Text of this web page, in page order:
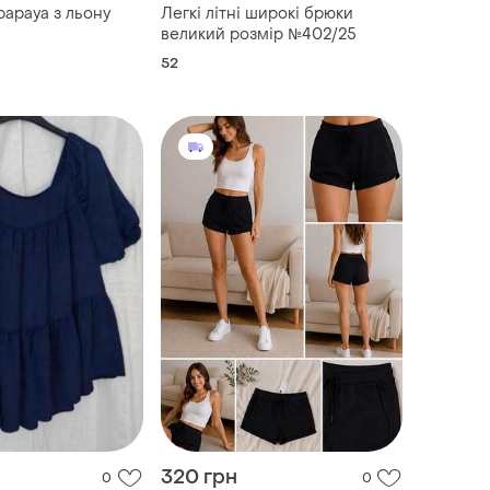
з льону
Легкі літні широкі брюки
великий розмір №402/25
52
0 320 грн 0